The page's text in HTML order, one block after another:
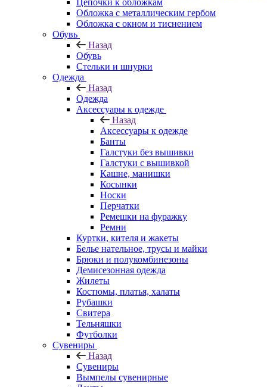
Цепочки к обложкам
Обложка с металлическим гербом
Обложка с окном и тиснением
Обувь
Назад
Обувь
Стельки и шнурки
Одежда
Назад
Одежда
Аксессуары к одежде
Назад
Аксессуары к одежде
Банты
Галстуки без вышивки
Галстуки с вышивкой
Кашне, манишки
Косынки
Носки
Перчатки
Ремешки на фуражку
Ремни
Куртки, кителя и жакеты
Белье нательное, трусы и майки
Брюки и полукомбинезоны
Демисезонная одежда
Жилеты
Костюмы, платья, халаты
Рубашки
Свитера
Тельняшки
Футболки
Сувениры
Назад
Сувениры
Вымпелы сувенирные